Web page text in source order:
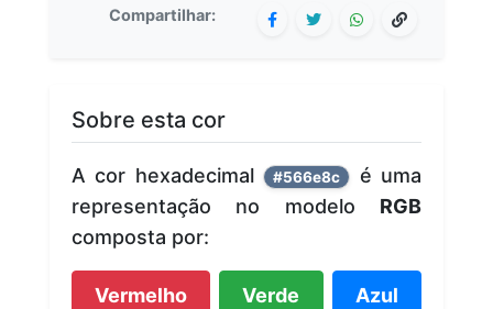
Compartilhar:
Sobre esta cor
A cor hexadecimal #566e8c
é uma
representação no modelo RGB
composta por:
Vermelho Verde Azul